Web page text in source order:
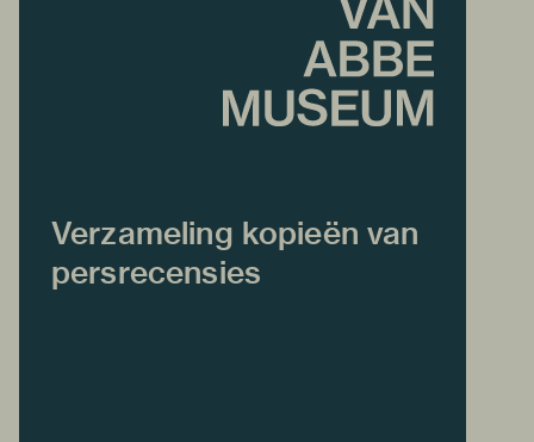
Verzameling kopieën van
persrecensies